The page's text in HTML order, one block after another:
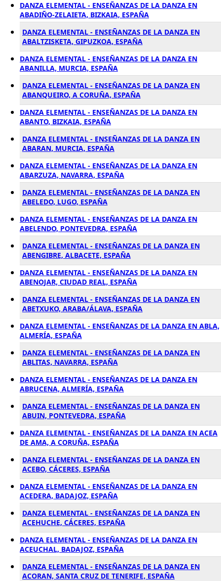
DANZA ELEMENTAL - ENSEÑANZAS DE LA DANZA EN
ABADIÑO-ZELAIETA, BIZKAIA, ESPAÑA
DANZA ELEMENTAL - ENSEÑANZAS DE LA DANZA EN
ABALTZISKETA, GIPUZKOA, ESPAÑA
DANZA ELEMENTAL - ENSEÑANZAS DE LA DANZA EN
ABANILLA, MURCIA, ESPAÑA
DANZA ELEMENTAL - ENSEÑANZAS DE LA DANZA EN
ABANQUEIRO, A CORUÑA, ESPAÑA
DANZA ELEMENTAL - ENSEÑANZAS DE LA DANZA EN
ABANTO, BIZKAIA, ESPAÑA
DANZA ELEMENTAL - ENSEÑANZAS DE LA DANZA EN
ABARAN, MURCIA, ESPAÑA
DANZA ELEMENTAL - ENSEÑANZAS DE LA DANZA EN
ABARZUZA, NAVARRA, ESPAÑA
DANZA ELEMENTAL - ENSEÑANZAS DE LA DANZA EN
ABELEDO, LUGO, ESPAÑA
DANZA ELEMENTAL - ENSEÑANZAS DE LA DANZA EN
ABELENDO, PONTEVEDRA, ESPAÑA
DANZA ELEMENTAL - ENSEÑANZAS DE LA DANZA EN
ABENGIBRE, ALBACETE, ESPAÑA
DANZA ELEMENTAL - ENSEÑANZAS DE LA DANZA EN
ABENOJAR, CIUDAD REAL, ESPAÑA
DANZA ELEMENTAL - ENSEÑANZAS DE LA DANZA EN
ABETXUKO, ARABA/ÁLAVA, ESPAÑA
DANZA ELEMENTAL - ENSEÑANZAS DE LA DANZA EN ABLA,
ALMERÍA, ESPAÑA
DANZA ELEMENTAL - ENSEÑANZAS DE LA DANZA EN
ABLITAS, NAVARRA, ESPAÑA
DANZA ELEMENTAL - ENSEÑANZAS DE LA DANZA EN
ABRUCENA, ALMERÍA, ESPAÑA
DANZA ELEMENTAL - ENSEÑANZAS DE LA DANZA EN
ABUIN, PONTEVEDRA, ESPAÑA
DANZA ELEMENTAL - ENSEÑANZAS DE LA DANZA EN ACEA
DE AMA, A CORUÑA, ESPAÑA
DANZA ELEMENTAL - ENSEÑANZAS DE LA DANZA EN
ACEBO, CÁCERES, ESPAÑA
DANZA ELEMENTAL - ENSEÑANZAS DE LA DANZA EN
ACEDERA, BADAJOZ, ESPAÑA
DANZA ELEMENTAL - ENSEÑANZAS DE LA DANZA EN
ACEHUCHE, CÁCERES, ESPAÑA
DANZA ELEMENTAL - ENSEÑANZAS DE LA DANZA EN
ACEUCHAL, BADAJOZ, ESPAÑA
DANZA ELEMENTAL - ENSEÑANZAS DE LA DANZA EN
ACORAN, SANTA CRUZ DE TENERIFE, ESPAÑA